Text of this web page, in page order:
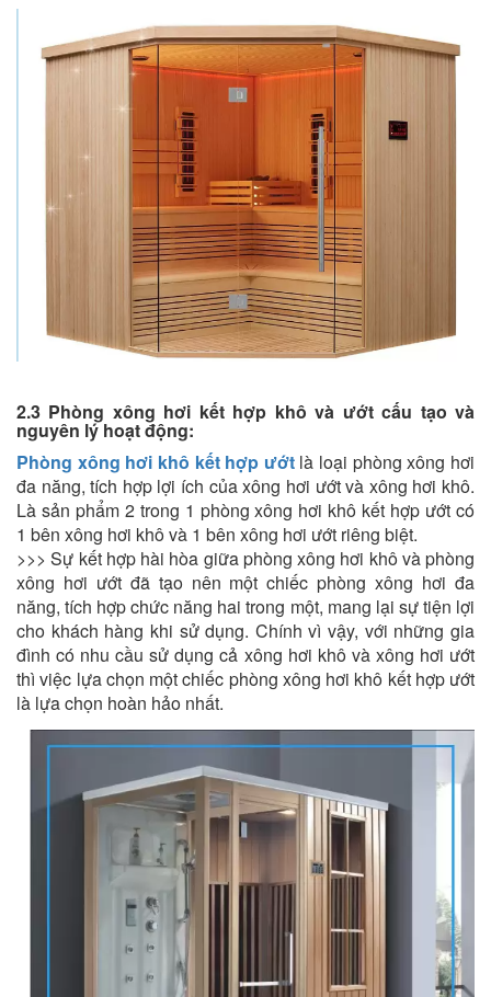
2.3 Phòng xông hơi kết hợp khô và ướt cấu tạo và
nguyên lý hoạt động:
Phòng xông hơi khô kết hợp ướtlà loại phòng xông hơi
đa năng, tích hợp lợi ích của xông hơi ướt và xông hơi khô.
Là sản phẩm 2 trong 1 phòng xông hơi khô kết hợp ướt có
1 bên xông hơi khô và 1 bên xông hơi ướt riêng biệt.
>>> Sự kết hợp hài hòa giữa phòng xông hơi khô và phòng
xông hơi ướt đã tạo nên một chiếc phòng xông hơi đa
năng, tích hợp chức năng hai trong một, mang lại sự tiện lợi
cho khách hàng khi sử dụng. Chính vì vậy, với những gia
đình có nhu cầu sử dụng cả xông hơi khô và xông hơi ướt
thì việc lựa chọn một chiếc phòng xông hơi khô kết hợp ướt
là lựa chọn hoàn hảo nhất.